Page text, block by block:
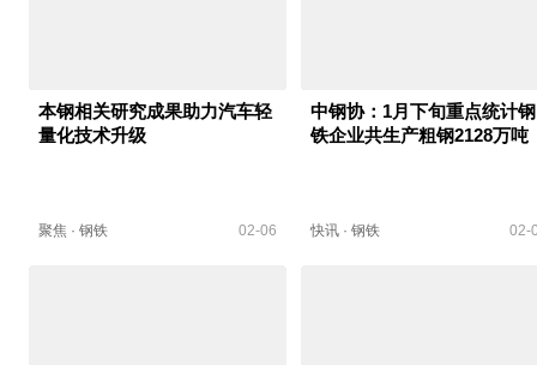
本钢相关研究成果助力汽车轻
量化技术升级
聚焦 · 钢铁 02-06
中钢协：1月下旬重点统计钢
铁企业共生产粗钢2128万吨
快讯· 钢铁 02-